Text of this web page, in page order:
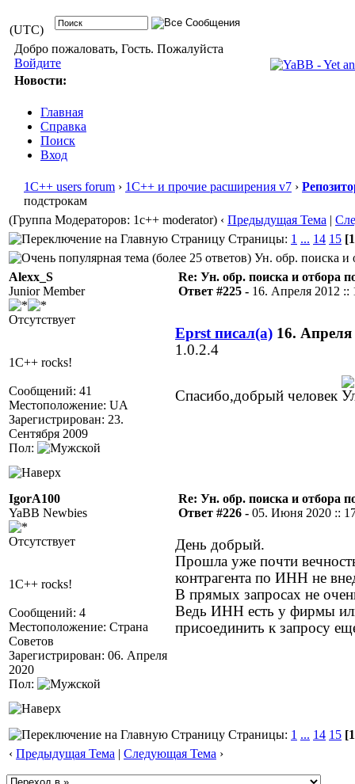
(UTC)
Добро пожаловать, Гость. Пожалуйста
Войдите
Новости:
Главная
Справка
Поиск
Вход
1С++ users forum › 1С++ и прочие расширения v7 ›
подстрокам
(Группа Модераторов: 1c++ moderator) ‹ Предыдущая Тема |
Страницы: 1 ... 14 15
Ун. обр. поиска и
Alexx_S
Junior Member
Отсутствует
1C++ rocks!
Сообщений: 41
Местоположение: UA
Зарегистрирован: 23.
Сентября 2009
Пол:
Re: Ун. обр. поиска и отбора
Ответ #225 - 16. Апреля 2012 ::
Eprst писал(а) 16.
1.0.2.4
Спасибо,добрый человек
IgorA100
YaBB Newbies
Отсутствует
1C++ rocks!
Сообщений: 4
Местоположение: Страна
Советов
Зарегистрирован: 06. Апреля
2020
Пол:
Re: Ун. обр. поиска и отбора
Ответ #226 - 05. Июня 2020 ::
День добрый.
Прошла уже почти
контрагента по ИНН не
В прямых запросах не
Ведь ИНН есть у фирмы
присоединить к запросу
Страницы: 1 ... 14 15
‹ Предыдущая Тема | Следующая Тема ›